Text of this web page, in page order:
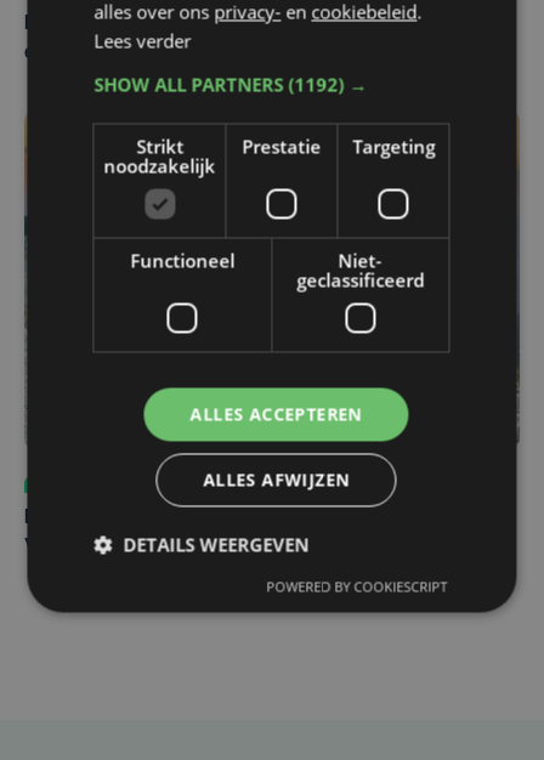
Belgisch Solar Team met West-Vlamingen wint voor
eerst in VS
do 6 augustus | 10:49
Margot Vanpachtenbeke beklimt zeven keer de Mont
Ventoux
alles over ons privacy- en cookiebeleid.
Lees verder
SHOW ALL PARTNERS(1192) →
Strikt
noodzakelijk
Prestatie Targeting
Functioneel
Niet-
geclassificeerd
ALLES ACCEPTEREN
ALLES AFWIJZEN
DETAILS WEERGEVEN
POWERED BY COOKIESCRIPT